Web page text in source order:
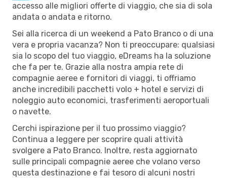
accesso alle migliori offerte di viaggio, che sia di sola
andata o andata e ritorno.
Sei alla ricerca di un weekend a Pato Branco o di una
vera e propria vacanza? Non ti preoccupare: qualsiasi
sia lo scopo del tuo viaggio, eDreams ha la soluzione
che fa per te. Grazie alla nostra ampia rete di
compagnie aeree e fornitori di viaggi, ti offriamo
anche incredibili pacchetti volo + hotel e servizi di
noleggio auto economici, trasferimenti aeroportuali
o navette.
Cerchi ispirazione per il tuo prossimo viaggio?
Continua a leggere per scoprire quali attività
svolgere a Pato Branco. Inoltre, resta aggiornato
sulle principali compagnie aeree che volano verso
questa destinazione e fai tesoro di alcuni nostri